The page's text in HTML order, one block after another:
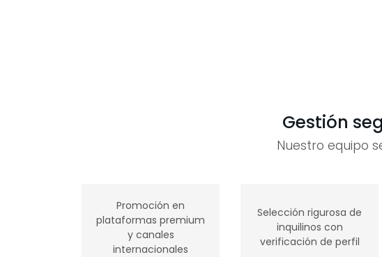
Gestión
Nuestro equipo
Promoción en
plataformas premium
y canales
internacionales
Selección rigurosa de
inquilinos con
verificación de perfil